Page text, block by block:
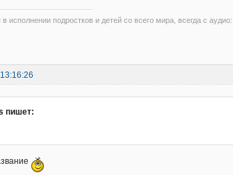
исполнении подростков и детей со всего мира, всегда с аудио:
пишет: